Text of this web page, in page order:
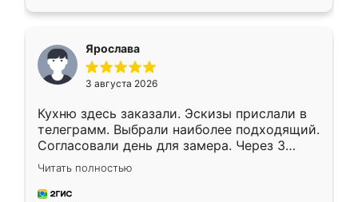
Ярослава
3 августа 2026
Кухню здесь заказали. Эскизы прислали в
телеграмм. Выбрали наиболее подходящий.
Согласовали день для замера. Через 3
недели кухня была уже готова. Остались
довольны работой. Спасибо Ренессанс
мебель за качественную работу!
Читать полностью